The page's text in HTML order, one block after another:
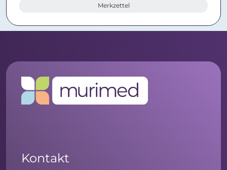
Merkzettel
Kontakt